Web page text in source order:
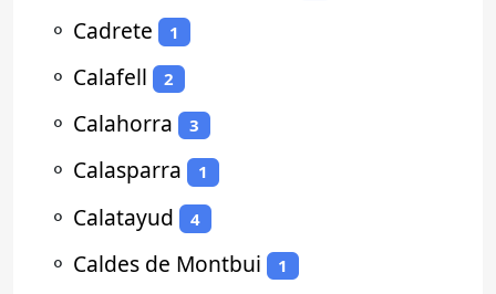
⚬ Cadrete 1
⚬ Calafell 2
⚬ Calahorra 3
⚬ Calasparra 1
⚬ Calatayud 4
⚬ Caldes de Montbui 1